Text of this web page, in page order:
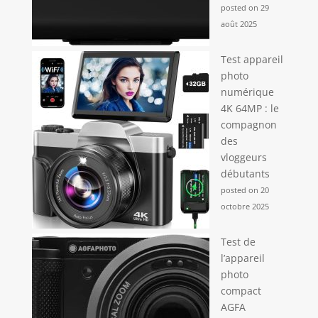
posted on 29
août 2025
Test appareil
photo
numérique
4K 64MP : le
compagnon
des
vloggeurs
débutants
posted on 20
octobre 2025
Test de
l’appareil
photo
compact
AGFA